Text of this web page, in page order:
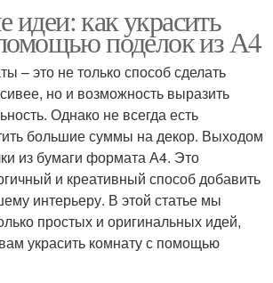
как украсить
поделок из А4
– это не только способ сделать
но и возможность выразить
Однако не всегда есть
большие суммы на декор. Выходом
из бумаги формата А4. Это
и креативный способ добавить
интерьеру. В этой статье мы
простых и оригинальных идей,
украсить комнату с помощью